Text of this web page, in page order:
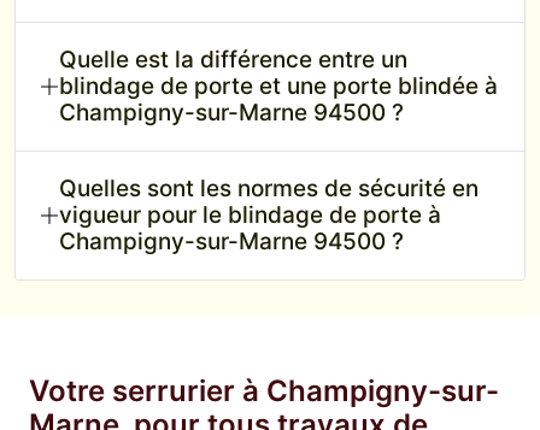
Quelle est la différence entre un
blindage de porte et une porte blindée à
Champigny-sur-Marne 94500 ?
Quelles sont les normes de sécurité en
vigueur pour le blindage de porte à
Champigny-sur-Marne 94500 ?
Votre serrurier à Champigny-sur-